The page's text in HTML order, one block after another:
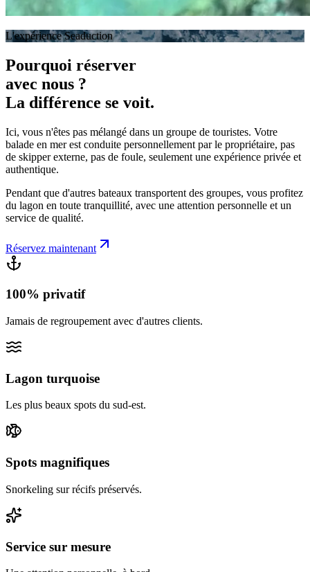
L'expérience Seaduction
Pourquoi réserver
avec nous ?
La différence se voit.
Ici, vous n'êtes pas mélangé dans un groupe de touristes. Votre
balade en mer est conduite personnellement par le propriétaire, pas
de skipper externe, pas de foule, seulement une expérience privée et
authentique.
Pendant que d'autres bateaux transportent des groupes, vous profitez
du lagon en toute tranquillité, avec une attention personnelle et un
service de qualité.
Réservez maintenant
100% privatif
Jamais de regroupement avec d'autres clients.
Lagon turquoise
Les plus beaux spots du sud-est.
Spots magnifiques
Snorkeling sur récifs préservés.
Service sur mesure